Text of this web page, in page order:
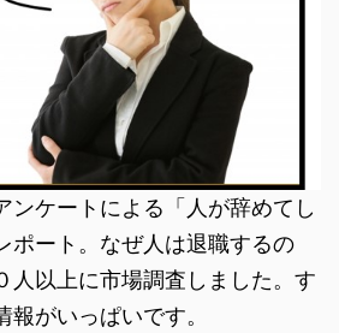
ンケートによる「人が辞めてし
ポート。なぜ人は退職するの
人以上に市場調査しました。す
報がいっぱいです。